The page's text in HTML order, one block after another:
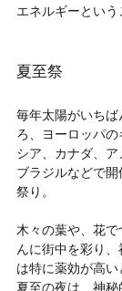
エネルギーという
夏至祭
毎年太陽がいちば
ろ、ヨーロッパ
シア、カナダ、ア
ブラジルなどで
祭り。
木々の葉や、花
んに街中を彩り
は特に薬効が高い
夏至の夜は、神